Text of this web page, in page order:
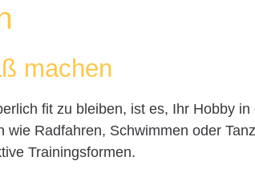
machen
fit zu bleiben, ist es, Ihr Hobby
wie Radfahren, Schwimmen oder
Trainingsformen.